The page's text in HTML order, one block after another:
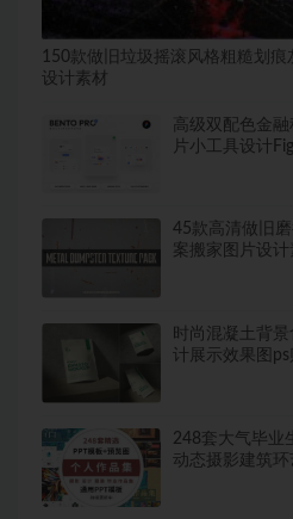
150款做旧垃圾摇滚风格粗糙划
设计素材
高级双配色金
片小工具设计
45款高清做旧
案搬家图片设计
时尚混凝土背
计展示效果图
248套大气毕业
动态摄影建筑